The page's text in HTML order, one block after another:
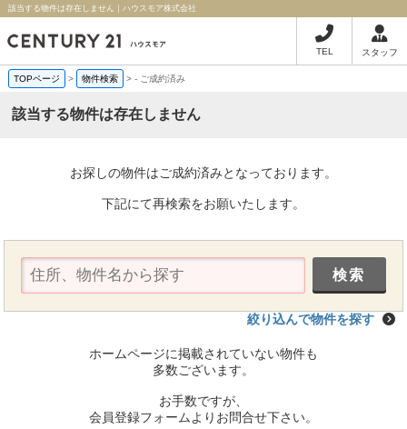
該当する物件は存在しません｜ハウスモア株式会社
TEL スタッフ
TOPページ > 物件検索 >- ご成約済み
該当する物件は存在しません
お探しの物件はご成約済みとなっております。
下記にて再検索をお願いたします。
絞り込んで物件を探す
ホームページに掲載されていない物件も
多数ございます。
お手数ですが、
会員登録フォームよりお問合せ下さい。